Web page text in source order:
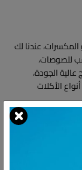
عندنا لك
مناسب للصوصات،
الجودة،
الأكلات